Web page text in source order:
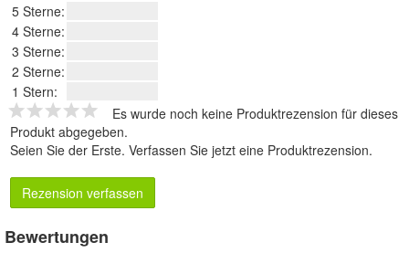
5 Sterne:
4 Sterne:
3 Sterne:
2 Sterne:
1 Stern:
Es wurde noch keine Produktrezension für dieses
Produkt abgegeben.
Seien Sie der Erste. Verfassen Sie jetzt eine Produktrezension.
Rezension verfassen
Bewertungen